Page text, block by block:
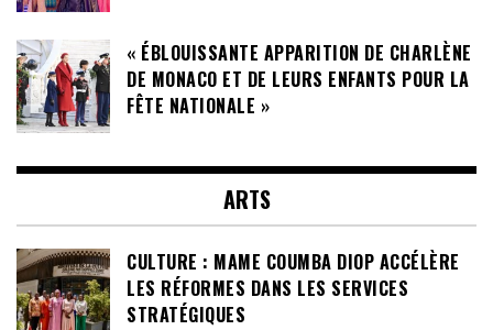
« ÉBLOUISSANTE APPARITION DE CHARLÈNE
DE MONACO ET DE LEURS ENFANTS POUR LA
FÊTE NATIONALE »
ARTS
CULTURE : MAME COUMBA DIOP ACCÉLÈRE
LES RÉFORMES DANS LES SERVICES
STRATÉGIQUES